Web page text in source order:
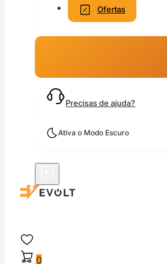
Ofertas
Precisas de ajuda?
Ativa o Modo Escuro
0